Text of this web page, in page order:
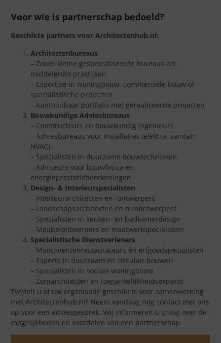
Voor wie is partnerschap bedoeld?
Geschikte partners voor Architectenhub.nl:
Architectenbureaus
– Zowel kleine gespecialiseerde bureaus als
middelgrote praktijken
– Expertise in woningbouw, commerciële bouw of
specialistische projecten
– Aantoonbaar portfolio met gerealiseerde projecten
Bouwkundige Adviesbureaus
– Constructeurs en bouwkundig ingenieurs
– Adviesbureaus voor installaties (elektra, sanitair,
HVAC)
– Specialisten in duurzame bouwtechnieken
– Adviseurs voor bouwfysica en
energieprestatieberekeningen
Design- & Interieurspecialisten
– Interieurarchitecten en -ontwerpers
– Landschapsarchitecten en tuinontwerpers
– Specialisten in keuken- en badkamerdesign
– Meubelontwerpers en maatwerkspecialisten
Specialistische Dienstverleners
– Monumentenrestaurateurs en erfgoedspecialisten
– Experts in duurzaam en circulair bouwen
– Specialisten in sociale woningbouw
– Zorgarchitecten en toegankelijkheidsexperts
Twijfelt u of uw organisatie geschikt is voor samenwerking
met Architectenhub.nl? Neem vandaag nog contact met ons
op voor een adviesgesprek. Wij informeren u graag over de
mogelijkheden en voordelen van een partnerschap.